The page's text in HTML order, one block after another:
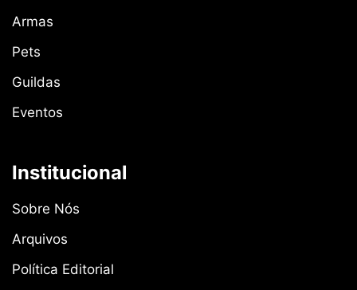
Armas
Pets
Guildas
Eventos
Institucional
Sobre Nós
Arquivos
Política Editorial